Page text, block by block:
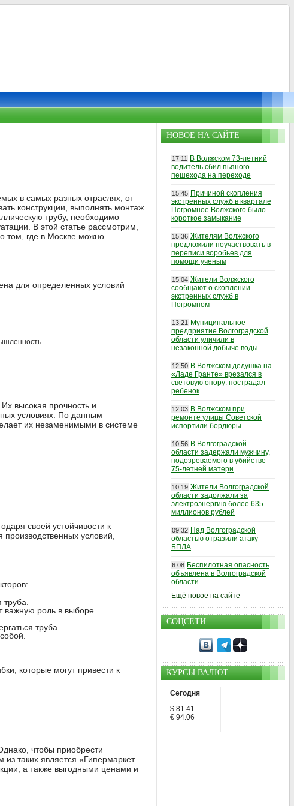
в самых разных отраслях, от
конструкции, выполнять монтаж
трубу, необходимо
В этой статье рассмотрим,
о том, где в Москве можно
для определенных условий
высокая прочность и
условиях. По данным
их незаменимыми в системе
своей устойчивости к
условий,
важную роль в выборе
труба.
которые могут привести к
чтобы приобрести
таких является «Гипермаркет
а также выгодными ценами и
НОВОЕ НА САЙТЕ
17:11
В Волжском 73-летний
водитель сбил пьяного
пешехода на переходе
15:45 Причиной скопления
экстренных служб в квартале
Погромное Волжского было
короткое замыкание
15:36 Жителям Волжского
предложили поучаствовать в
переписи воробьев для
помощи ученым
15:04 Жители Волжского
сообщают о скоплении
экстренных служб в
Погромном
13:21
Муниципальное
предприятие Волгоградской
области уличили в
незаконной добыче воды
12:50 В Волжском дедушка на
«Ладе Гранте» врезался в
световую опору: пострадал
ребенок
12:03 В Волжском при
ремонте улицы Советской
испортили бордюры
10:56 В Волгоградской
области задержали мужчину,
подозреваемого в убийстве
75-летней матери
10:19 Жители Волгоградской
области задолжали за
электроэнергию более 635
миллионов рублей
09:32 Над Волгоградской
областью отразили атаку
БПЛА
6.08 Беспилотная опасность
объявлена в Волгоградской
области
Ещё новое на сайте
СОЦСЕТИ
КУРСЫ ВАЛЮТ
Сегодня
$ 81.41
€ 94.06